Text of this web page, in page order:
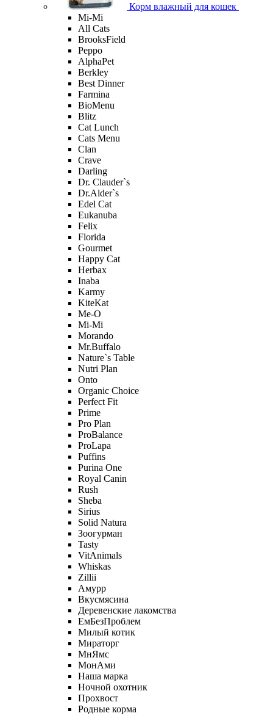
Корм влажный для кошек
Mi-Мi
All Cats
BrooksField
Peppo
AlphaPet
Berkley
Best Dinner
Farmina
BioMenu
Blitz
Cat Lunch
Cats Menu
Clan
Crave
Darling
Dr. Clauder`s
Dr.Alder`s
Edel Cat
Eukanuba
Felix
Florida
Gourmet
Happy Cat
Herbax
Inaba
Karmy
KiteKat
Me-O
Mi-Мi
Morando
Mr.Buffalo
Nature`s Table
Nutri Plan
Onto
Organic Сhoice
Perfect Fit
Prime
Pro Plan
ProBalance
ProLapa
Puffins
Purina One
Royal Canin
Rush
Sheba
Sirius
Solid Natura
Зоогурман
Tasty
VitAnimals
Whiskas
Zillii
Амурр
Вкусмясина
Деревенские лакомства
ЕмБезПроблем
Милый котик
Мираторг
МнЯмс
МонАми
Наша марка
Ночной охотник
Прохвост
Родные корма